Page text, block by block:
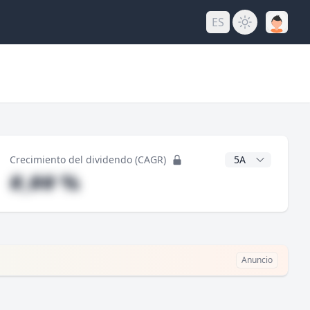
ES
Crecimiento del dividendo (CAGR) Años CAGR
#,## %
Anuncio